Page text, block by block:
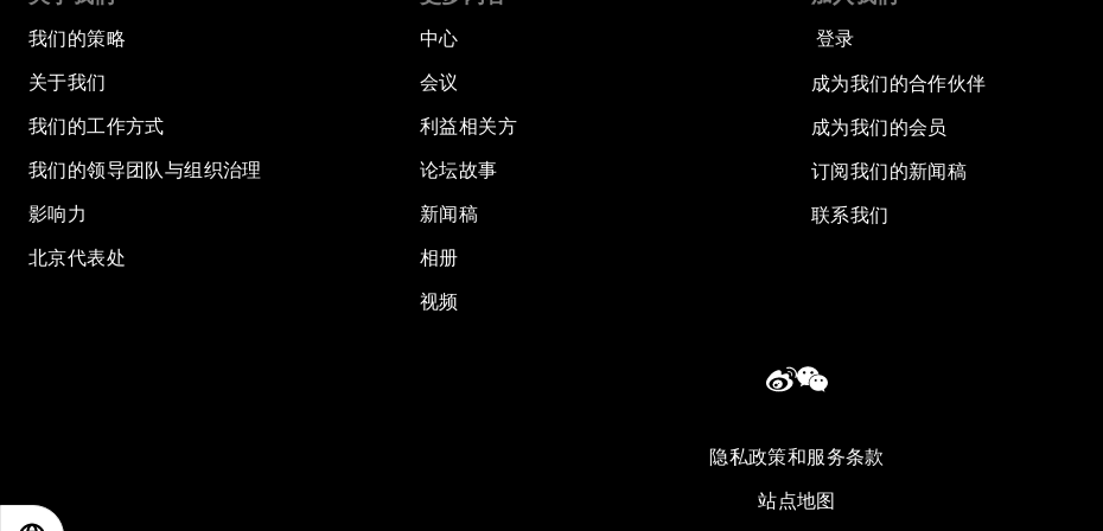
我们的策略
关于我们
我们的工作方式
我们的领导团队与组织治理
影响力
北京代表处
中心
会议
利益相关方
论坛故事
新闻稿
相册
视频
登录
成为我们的合作伙伴
成为我们的会员
订阅我们的新闻稿
联系我们
隐私政策和服务条款
站点地图